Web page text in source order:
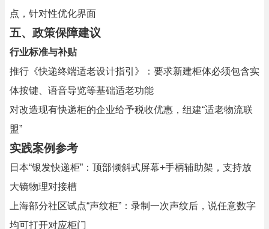
点，针对性优化界面
五、政策保障建议
行业标准与补贴
推行《快递终端适老设计指引》：要求新建柜体必须包含实
体按键、语音导览等基础适老功能
对改造现有快递柜的企业给予税收优惠，组建“适老物流联
盟”
实践案例参考
日本“银发快递柜”：顶部倾斜式屏幕+手柄辅助架，支持放
大镜物理对接槽
上海部分社区试点“声纹柜”：录制一次声纹后，说任意数字
均可打开对应柜门